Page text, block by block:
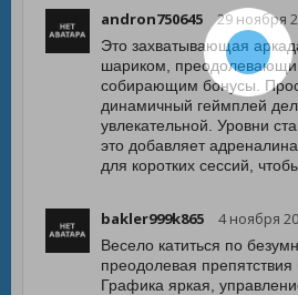
andron750645 29 ноября
Это захватывающая
шариком,
собирающим бонусы.
динамичный геймплей
увлекательной. Уровни
это добавляет
для коротких сессий,
bakler999k865 4 ноября
Весело катиться по
преодолевая препятствия
Графика яркая,